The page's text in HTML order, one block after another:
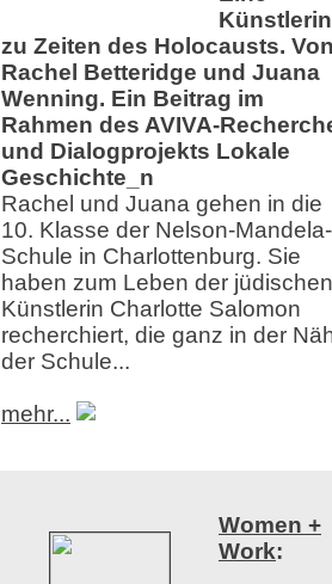
Künstlerin
zu Zeiten des Holocausts.
Rachel Betteridge und Juana
Wenning. Ein Beitrag im
Rahmen des AVIVA-
und Dialogprojekts Lokale
Geschichte_n
Rachel und Juana gehen in die
10. Klasse der Nelson-Mandela-
Schule in Charlottenburg. Sie
haben zum Leben der jüdischen
Künstlerin Charlotte Salomon
recherchiert, die ganz in der
der Schule...
mehr...
Women +
Work: